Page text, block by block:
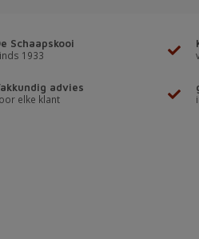
Schaapskooi
1933
advies
elke klant